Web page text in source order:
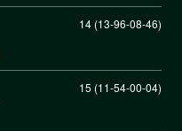
14 (13-96-08-46)
15 (11-54-00-04)